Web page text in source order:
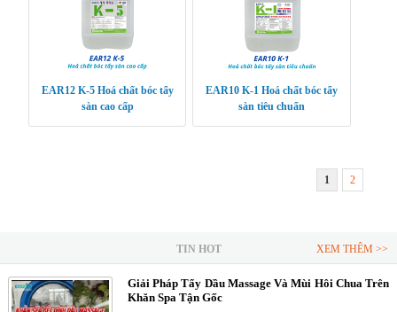
EAR12 K-5 Hoá chất bóc tẩy
sàn cao cấp
EAR10 K-1 Hoá chất bóc tẩy
sàn tiêu chuẩn
1 2
TIN HOT XEM THÊM >>
Giải Pháp Tẩy Dầu Massage Và Mùi Hôi Chua Trên
Khăn Spa Tận Gốc